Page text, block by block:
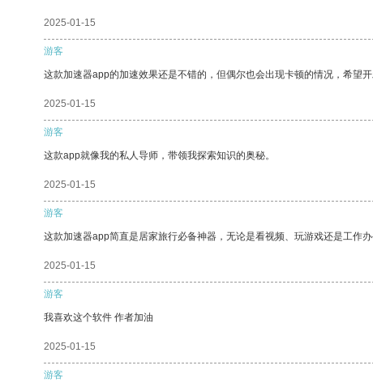
2025-01-15
游客
这款加速器app的加速效果还是不错的，但偶尔也会出现卡顿的情况，希望开
2025-01-15
游客
这款app就像我的私人导师，带领我探索知识的奥秘。
2025-01-15
游客
这款加速器app简直是居家旅行必备神器，无论是看视频、玩游戏还是工作
2025-01-15
游客
我喜欢这个软件 作者加油
2025-01-15
游客